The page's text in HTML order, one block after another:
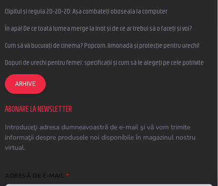
Clipitul și regula 20-20-20: Așa combateți oboseala la computer
În apă! De ce toată lumea merge la înot și de ce ar trebui să o faceți și voi?
Cum să vă bucurați de cinema? Popcorn, limonadă și protecție pentru urechi!
Dopuri de urechi pentru femei: specificații și cum să le alegeți pe cele potrivite
ARHIVE
ABONARE LA NEWSLETTER
Introduceţi adresa dumneavoastră de e-mail şi vă vom trimite
informaţii despre produsele noi disponibile în magazinul nostru
virtual.
ADRESĂ DE E-MAIL